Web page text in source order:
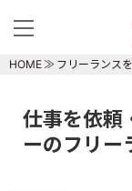
HOME フリーランス
仕事を依頼
ーのフリー